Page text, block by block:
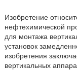
Изобретение
нефтехимической
для монтажа
установок
изобретения
вертикальных